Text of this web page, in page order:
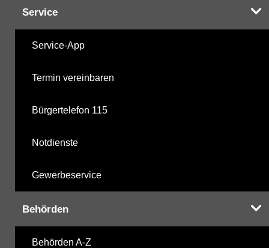
Service
Service-App
Termin vereinbaren
Bürgertelefon 115
Notdienste
Gewerbeservice
Behörden
Behörden A-Z